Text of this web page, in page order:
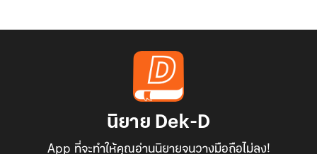
นิยาย Dek-D
App ที่จะทำให้คุณอ่านนิยายจนวางมือถือไม่ลง!